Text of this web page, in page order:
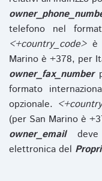
telefono nel
<+country_code>è
Marino è +378, per
owner_fax_number
formato
opzionale.
(per San Marino è
owner_emaildeve
elettronica del